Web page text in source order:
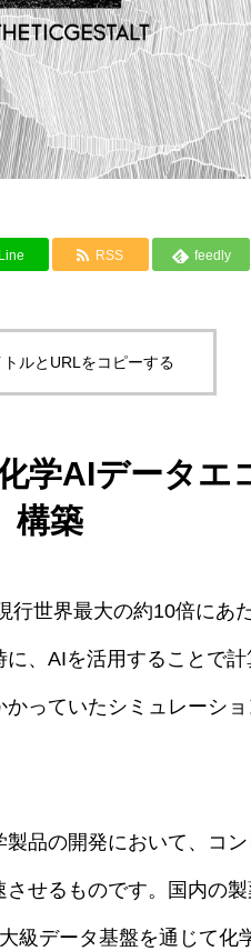
Line RSS feedly
ルとURLをコピーする
学AIデータエ
構築
行世界最大の約10倍にあ
、AIを活用することで
っていたシミュレーシ
品の開発において、コ
せるものです。国内の
級データ基盤を通じて化